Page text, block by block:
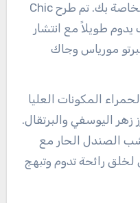
لإضافته إلى مجموعة العطور الخاصة بك. تم طرح Chic
يدوم طويلاً مع انتشار
مورياس وجاك
المكونات العليا
زهر اليوسفي والبرتقال.
الصندل الحار مع
لخلق رائحة تدوم وتبهج